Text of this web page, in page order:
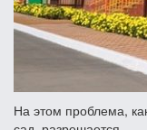
На этом проблема,